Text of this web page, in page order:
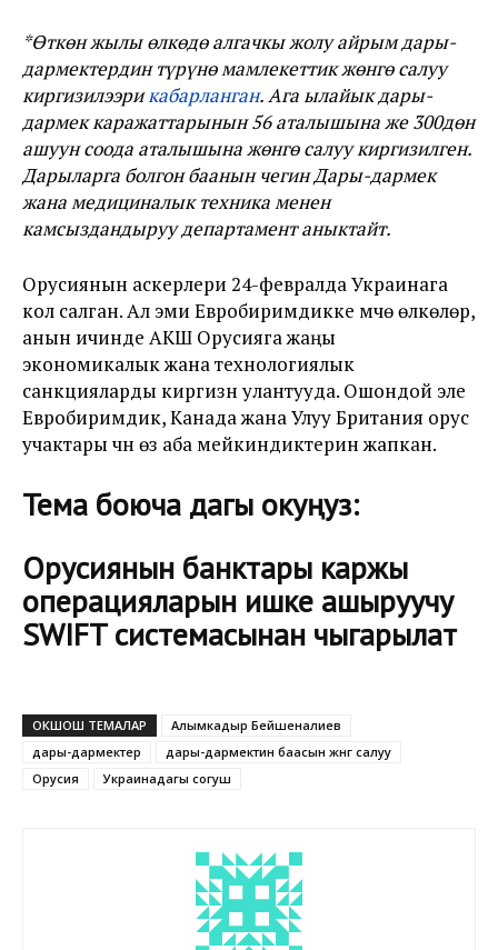
*Өткөн жылыөлкөдө алгачкы жолу айрым дары-
дармектердин түрүнө мамлекеттик жөнгө салуу
киргизилээрикабарланган. Ага ылайык дары-
дармек каражаттарынын 56 аталышына же 300дөн
ашуун соода аталышына жөнгө салуу киргизилген.
Дарыларга болгон баанын чегин Дары-дармек
жана медициналык техника менен
камсыздандыруу департамент аныктайт.
Орусиянын аскерлери 24-февралда Украинага
кол салган. Ал эми Евробиримдикке мүчө өлкөлөр,
анын ичинде АКШ Орусияга жаңы
экономикалык жана технологиялык
санкцияларды киргизүүнү улантууда. Ошондой эле
Евробиримдик, Канада жана Улуу Британия орус
учактары үчүн өз аба мейкиндиктерин жапкан.
Тема боюча дагы окуңуз:
Орусиянын банктары каржы
операцияларын ишке ашыруучу
SWIFT системасынан чыгарылат
ОКШОШ ТЕМАЛАР
Алымкадыр Бейшеналиев
дары-дармектер
дары-дармектин баасын жөнгө салуу
Орусия
Украинадагы согуш